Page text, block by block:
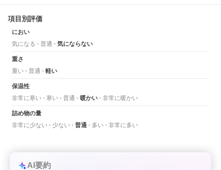
項目別評価
におい
気になる
普通 気にならない
重さ
重い
普通 軽い
保温性
非常に寒い
寒い 普通 暖かい 非常に暖かい
詰め物の量
非常に少ない
少ない 普通 多い 非常に多い
AI要約